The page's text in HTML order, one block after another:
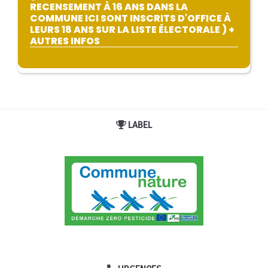
RECENSEMENT À 16 ANS DANS LA
COMMUNE ICI SONT INSCRITS D'OFFICE À
LEURS 18 ANS SUR LA LISTE ÉLECTORALE ) +
AUTRES INFOS
LABEL